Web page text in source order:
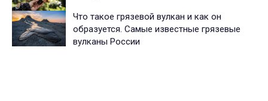
Что такое грязевой вулкан и как он
образуется. Самые известные грязевые
вулканы России